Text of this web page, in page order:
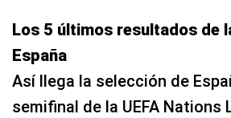
Rival Resultado
Países Bajos 3-3 E